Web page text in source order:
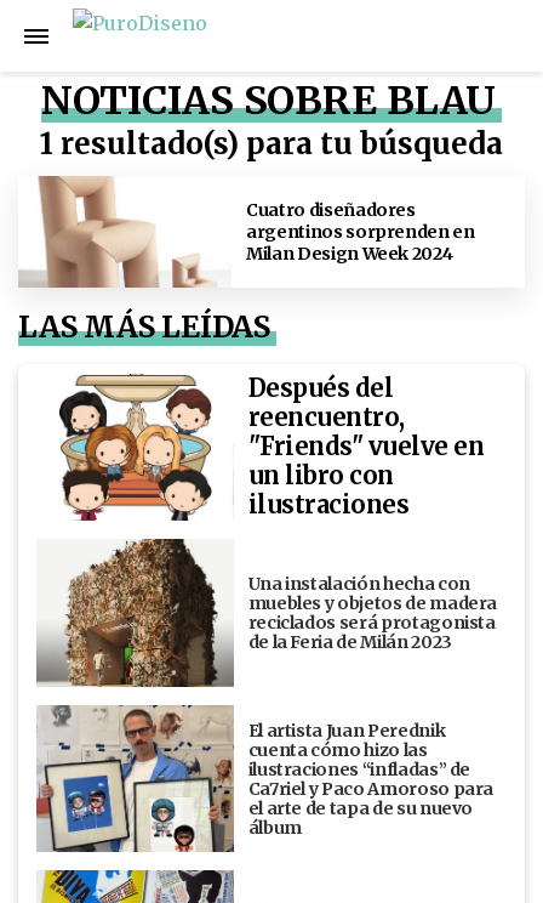
NOTICIAS SOBRE BLAU
1 resultado(s) para tu búsqueda
Cuatro diseñadores
argentinos sorprenden en
Milan Design Week 2024
LAS MÁS LEÍDAS
Después del
reencuentro,
"Friends" vuelve en
un libro con
ilustraciones
Una instalación hecha con
muebles y objetos de madera
reciclados será protagonista
de la Feria de Milán 2023
El artista Juan Perednik
cuenta cómo hizo las
ilustraciones “infladas” de
Ca7riel y Paco Amoroso para
el arte de tapa de su nuevo
álbum